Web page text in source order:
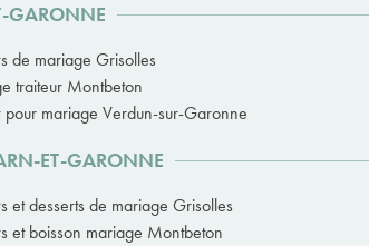
GARONNE
de mariage Grisolles
traiteur Montbeton
pour mariage Verdun-sur-Garonne
ET-GARONNE
et desserts de mariage Grisolles
et boisson mariage Montbeton